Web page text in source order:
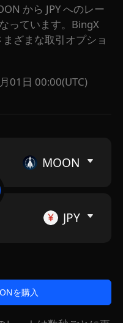
から JPY へのレー
っています。BingX
ざまな取引オプショ
01日 00:00(UTC)
MOON
JPY
を購入